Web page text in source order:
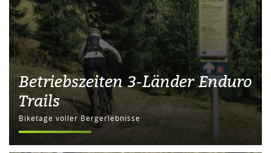
Betriebszeiten 3-Länder Enduro
Trails
Biketage voller Bergerlebnisse